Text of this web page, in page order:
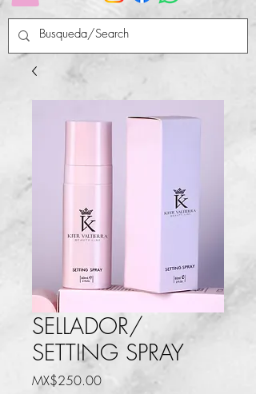
SELLADOR/
SETTING SPRAY
MX$250.00Price